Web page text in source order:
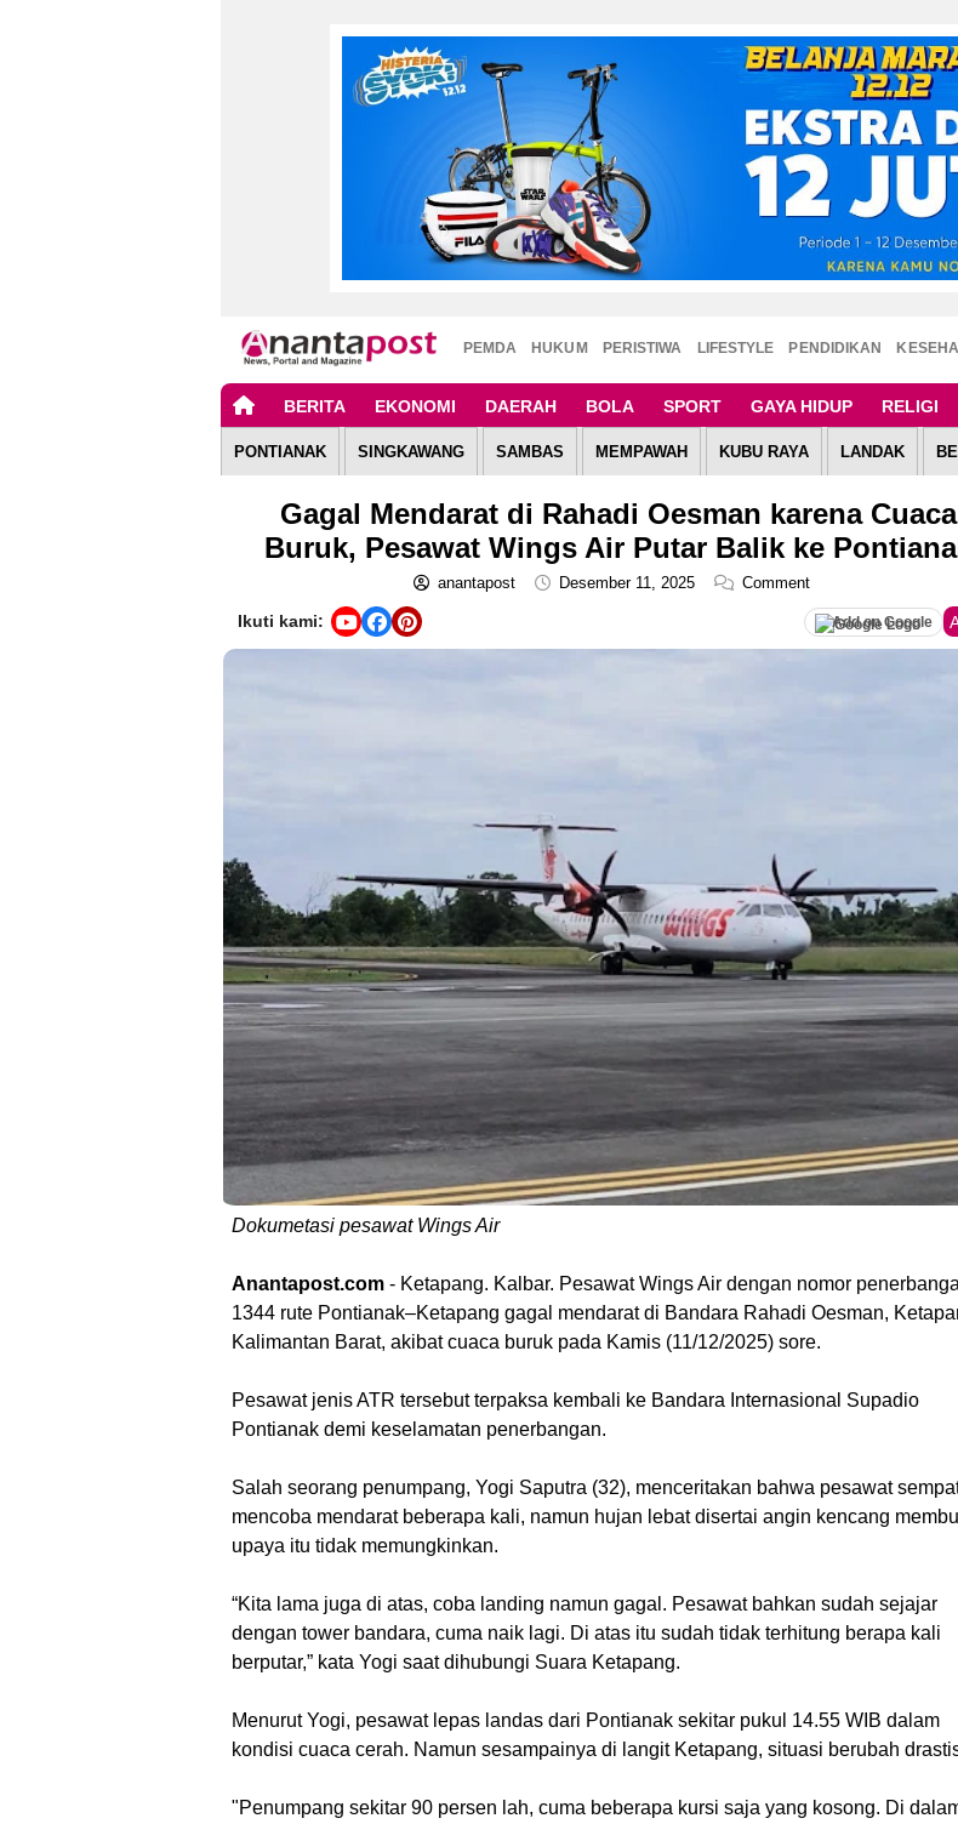
PEMDA HUKUM PERISTIWA LIFESTYLE PENDIDIKAN
BERITA EKONOMI DAERAH BOLA SPORT GAYA HIDUP RELIGI
PONTIANAK SINGKAWANG SAMBAS MEMPAWAH KUBU RAYA LANDAK
Gagal Mendarat di Rahadi Oesman karena Cuaca
Buruk, Pesawat Wings Air Putar Balik ke
anantapost Desember 11, 2025 Comment
Ikuti kami: Add on Google
Dokumetasi pesawat Wings Air
Anantapost.com - Ketapang. Kalbar. Pesawat Wings Air dengan nomor
1344 rute Pontianak–Ketapang gagal mendarat di Bandara Rahadi Oesman,
Kalimantan Barat, akibat cuaca buruk pada Kamis (11/12/2025) sore.
Pesawat jenis ATR tersebut terpaksa kembali ke Bandara Internasional Supadio
Pontianak demi keselamatan penerbangan.
Salah seorang penumpang, Yogi Saputra (32), menceritakan bahwa pesawat
mencoba mendarat beberapa kali, namun hujan lebat disertai angin kencang
upaya itu tidak memungkinkan.
“Kita lama juga di atas, coba landing namun gagal. Pesawat bahkan sudah sejajar
dengan tower bandara, cuma naik lagi. Di atas itu sudah tidak terhitung berapa kali
berputar,” kata Yogi saat dihubungi Suara Ketapang.
Menurut Yogi, pesawat lepas landas dari Pontianak sekitar pukul 14.55 WIB dalam
kondisi cuaca cerah. Namun sesampainya di langit Ketapang, situasi berubah
"Penumpang sekitar 90 persen lah, cuma beberapa kursi saja yang kosong. Di